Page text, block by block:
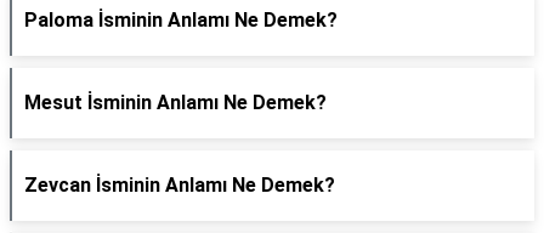
Paloma İsminin Anlamı Ne Demek?
Mesut İsminin Anlamı Ne Demek?
Zevcan İsminin Anlamı Ne Demek?